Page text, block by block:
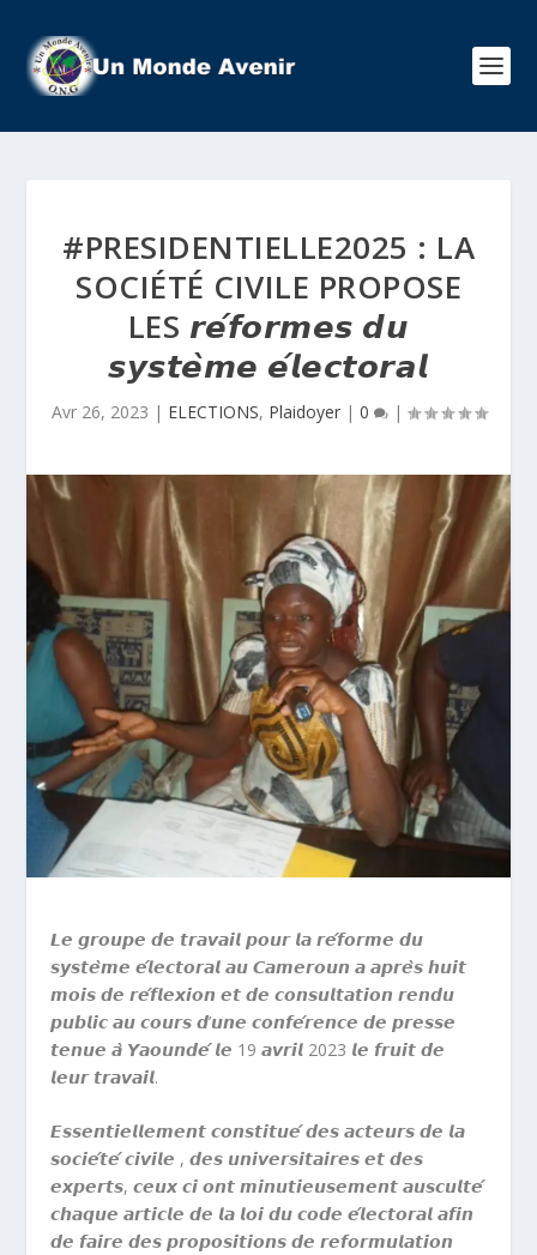
#PRESIDENTIELLE2025 : LA
SOCIÉTÉ CIVILE PROPOSE
LES 𝙧𝙚́𝙛𝙤𝙧𝙢𝙚𝙨 𝙙𝙪
𝙨𝙮𝙨𝙩𝙚̀𝙢𝙚 𝙚́𝙡𝙚𝙘𝙩𝙤𝙧𝙖𝙡
Avr 26, 2023 | ELECTIONS, Plaidoyer| 0 |
𝙇𝙚 𝙜𝙧𝙤𝙪𝙥𝙚 𝙙𝙚 𝙩𝙧𝙖𝙫𝙖𝙞𝙡 𝙥𝙤𝙪𝙧 𝙡𝙖 𝙧𝙚́𝙛𝙤𝙧𝙢𝙚 𝙙𝙪
𝙨𝙮𝙨𝙩𝙚̀𝙢𝙚 𝙚́𝙡𝙚𝙘𝙩𝙤𝙧𝙖𝙡 𝙖𝙪 𝘾𝙖𝙢𝙚𝙧𝙤𝙪𝙣 𝙖 𝙖𝙥𝙧𝙚̀𝙨 𝙝𝙪𝙞𝙩
𝙢𝙤𝙞𝙨 𝙙𝙚 𝙧𝙚́𝙛𝙡𝙚𝙭𝙞𝙤𝙣 𝙚𝙩 𝙙𝙚 𝙘𝙤𝙣𝙨𝙪𝙡𝙩𝙖𝙩𝙞𝙤𝙣 𝙧𝙚𝙣𝙙𝙪
𝙥𝙪𝙗𝙡𝙞𝙘 𝙖𝙪 𝙘𝙤𝙪𝙧𝙨 𝙙’𝙪𝙣𝙚 𝙘𝙤𝙣𝙛𝙚́𝙧𝙚𝙣𝙘𝙚 𝙙𝙚 𝙥𝙧𝙚𝙨𝙨𝙚
𝙩𝙚𝙣𝙪𝙚 𝙖̀ 𝙔𝙖𝙤𝙪𝙣𝙙𝙚́ 𝙡𝙚 19 𝙖𝙫𝙧𝙞𝙡 2023 𝙡𝙚 𝙛𝙧𝙪𝙞𝙩 𝙙𝙚
𝙡𝙚𝙪𝙧 𝙩𝙧𝙖𝙫𝙖𝙞𝙡.
𝙀𝙨𝙨𝙚𝙣𝙩𝙞𝙚𝙡𝙡𝙚𝙢𝙚𝙣𝙩 𝙘𝙤𝙣𝙨𝙩𝙞𝙩𝙪𝙚́ 𝙙𝙚𝙨 𝙖𝙘𝙩𝙚𝙪𝙧𝙨 𝙙𝙚 𝙡𝙖
𝙨𝙤𝙘𝙞𝙚́𝙩𝙚́ 𝙘𝙞𝙫𝙞𝙡𝙚 , 𝙙𝙚𝙨 𝙪𝙣𝙞𝙫𝙚𝙧𝙨𝙞𝙩𝙖𝙞𝙧𝙚𝙨 𝙚𝙩 𝙙𝙚𝙨
𝙚𝙭𝙥𝙚𝙧𝙩𝙨, 𝙘𝙚𝙪𝙭 𝙘𝙞 𝙤𝙣𝙩 𝙢𝙞𝙣𝙪𝙩𝙞𝙚𝙪𝙨𝙚𝙢𝙚𝙣𝙩 𝙖𝙪𝙨𝙘𝙪𝙡𝙩𝙚́
𝙘𝙝𝙖𝙦𝙪𝙚 𝙖𝙧𝙩𝙞𝙘𝙡𝙚 𝙙𝙚 𝙡𝙖 𝙡𝙤𝙞 𝙙𝙪 𝙘𝙤𝙙𝙚 𝙚́𝙡𝙚𝙘𝙩𝙤𝙧𝙖𝙡 𝙖𝙛𝙞𝙣
𝙙𝙚 𝙛𝙖𝙞𝙧𝙚 𝙙𝙚𝙨 𝙥𝙧𝙤𝙥𝙤𝙨𝙞𝙩𝙞𝙤𝙣𝙨 𝙙𝙚 𝙧𝙚𝙛𝙤𝙧𝙢𝙪𝙡𝙖𝙩𝙞𝙤𝙣